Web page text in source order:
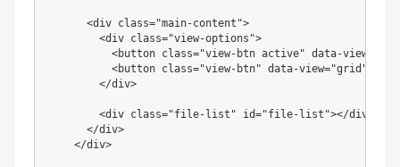
      <div class="main-content">
        <div class="view-options">
<button class="view-btn active" data-
<button class="view-btn" data-view="grid">网格
        </div>
        <div class="file-list" id="file-list"></div>
      </div>
    </div>